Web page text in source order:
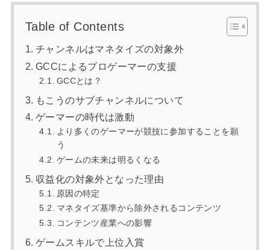
Table of Contents
チャンネルはマネタイズの対象外
GCCによるプロゲーマーの支援
GCCとは？
もこうのサブチャンネルについて
ゲーマーの時代は激動
より多くのゲーマーが競技に参加することを願
う
ゲームの未来は明るくなる
収益化の対象外となった理由
原因の特定
マネタイズ基準から除外されるコンテンツ
コンテンツ産業への影響
ゲームスキルで上位入賞